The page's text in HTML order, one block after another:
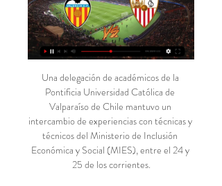
Una delegación de académicos de la
Pontificia Universidad Católica de
Valparaíso de Chile mantuvo un
intercambio de experiencias con técnicas y
técnicos del Ministerio de Inclusión
Económica y Social (MIES), entre el 24 y
25 de los corrientes.